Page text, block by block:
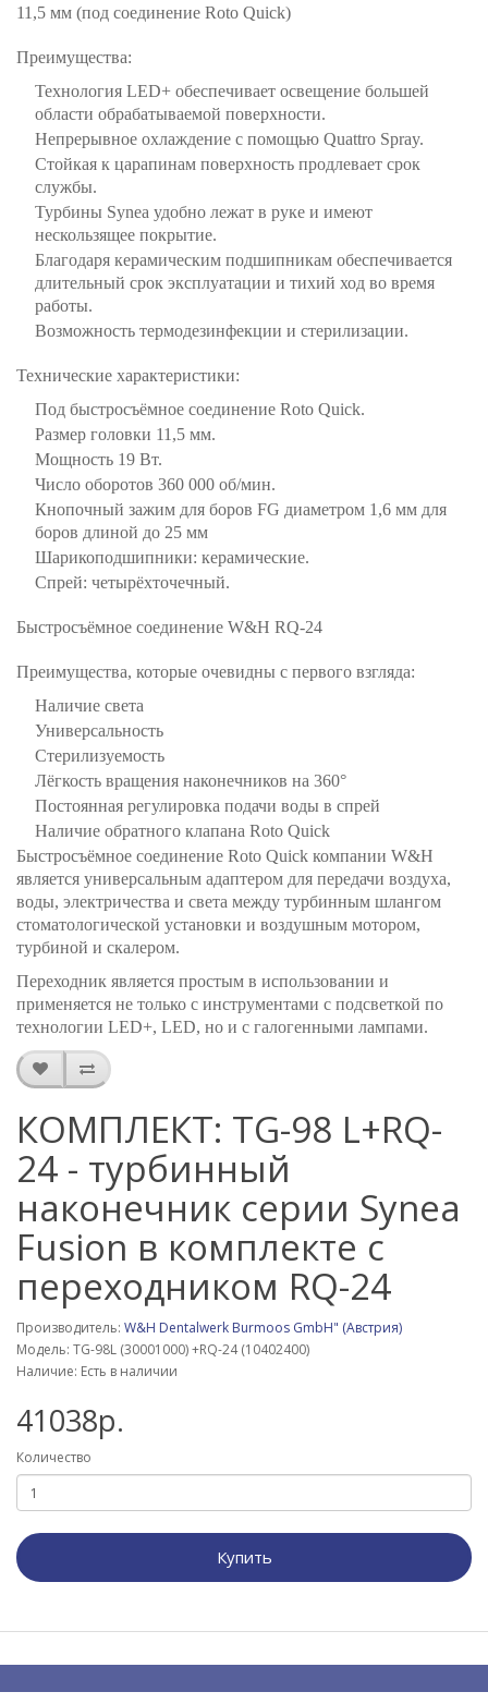
11,5 мм (под соединение Roto Quick)
Преимущества:
Технология LED+ обеспечивает освещение большей
области обрабатываемой поверхности.
Непрерывное охлаждение с помощью Quattro Spray.
Стойкая к царапинам поверхность продлевает срок
службы.
Турбины Synea удобно лежат в руке и имеют
нескользящее покрытие.
Благодаря керамическим подшипникам обеспечивается
длительный срок эксплуатации и тихий ход во время
работы.
Возможность термодезинфекции и стерилизации.
Технические характеристики:
Под быстросъёмное соединение Roto Quick.
Размер головки 11,5 мм.
Мощность 19 Вт.
Число оборотов 360 000 об/мин.
Кнопочный зажим для боров FG диаметром 1,6 мм для
боров длиной до 25 мм
Шарикоподшипники: керамические.
Спрей: четырёхточечный.
Быстросъёмное соединение W&H RQ-24
Преимущества, которые очевидны с первого взгляда:
Наличие света
Универсальность
Стерилизуемость
Лёгкость вращения наконечников на 360°
Постоянная регулировка подачи воды в спрей
Наличие обратного клапана Roto Quick
Быстросъёмное соединение Roto Quick компании W&H
является универсальным адаптером для передачи воздуха,
воды, электричества и света между турбинным шлангом
стоматологической установки и воздушным мотором,
турбиной и скалером.
Переходник является простым в использовании и
применяется не только с инструментами с подсветкой по
технологии LED+, LED, но и с галогенными лампами.
КОМПЛЕКТ: TG-98 L+RQ-
24 - турбинный
наконечник серии Synea
Fusion в комплекте с
переходником RQ-24
Производитель: W&Н Dentalwerk Burmoos GmbH" (Австрия)
Модель: TG-98L (30001000) +RQ-24 (10402400)
Наличие: Есть в наличии
41038р.
Количество
Купить